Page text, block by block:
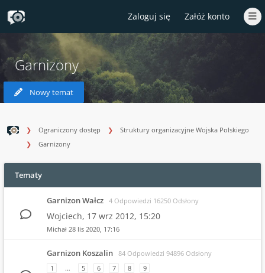
Zaloguj się Załóż konto
Garnizony
Nowy temat
Ograniczony dostęp
Struktury organizacyjne Wojska Polskiego
Garnizony
Tematy
Garnizon Wałcz 4 Odpowiedzi 16250 Odsłony
Wojciech, 17 wrz 2012, 15:20
Michał 28 lis 2020, 17:16
Garnizon Koszalin 84 Odpowiedzi 94896 Odsłony
1
… 5 6 7 8 9